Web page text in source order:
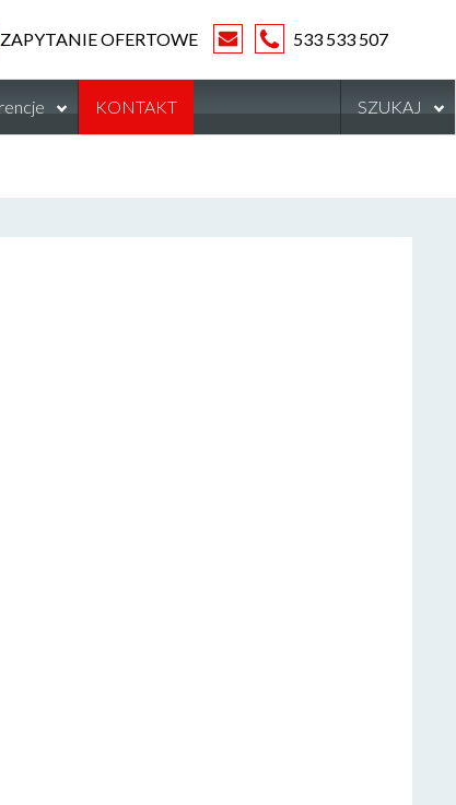
533 533 507
ZAPYTANIE OFERTOWE
SZUKAJ
KONTAKT